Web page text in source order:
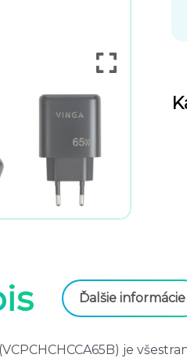
Ďalšie informácie
je